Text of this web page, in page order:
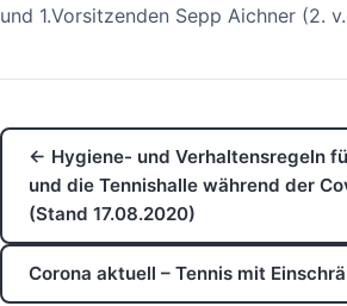
und 1.Vorsitzenden Sepp Aichner (2.
← Hygiene- und Verhaltensregeln
und die Tennishalle während der
(Stand 17.08.2020)
Corona aktuell – Tennis mit